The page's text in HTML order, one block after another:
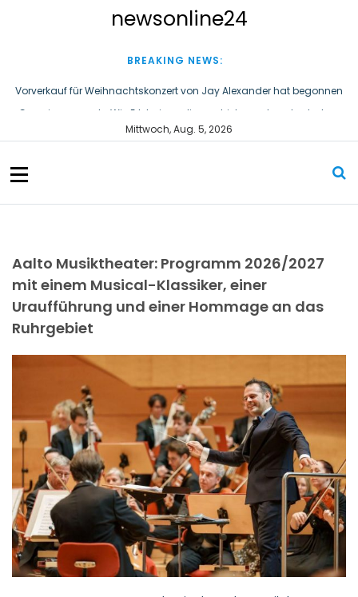
n
t
newsonline24
BREAKING NEWS:
Vorverkauf für Weihnachtskonzert von Jay Alexander hat begonnen
Gemeinsam mehr Wir: Erlebnisse, die uns bisher verbunden haben
Neben den schnellsten Booten der Welt: In Sassnitz segeln Menschen
Aalto Musiktheater: Programm 2026/2027
mit einem Musical-Klassiker, einer
Uraufführung und einer Hommage an das
Ruhrgebiet